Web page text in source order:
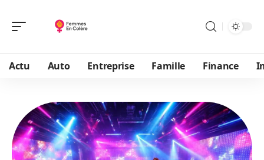
Actu Auto Entreprise Famille Finance